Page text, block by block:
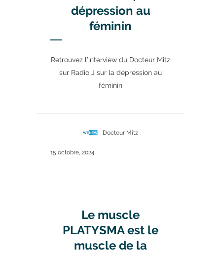
dépression au
féminin
Retrouvez l’interview du Docteur Mitz
sur Radio J sur la dépression au
féminin
Docteur Mitz
15 octobre, 2024
Le muscle
PLATYSMA est le
muscle de la